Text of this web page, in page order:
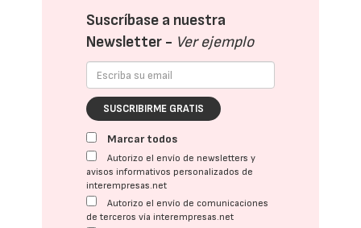
Suscríbase a nuestra
Newsletter - Ver ejemplo
SUSCRIBIRME GRATIS
Marcar todos
Autorizo el envío de newsletters y
avisos informativos personalizados de
interempresas.net
Autorizo el envío de comunicaciones
de terceros vía interempresas.net